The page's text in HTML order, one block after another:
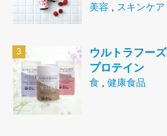
美容 スキンケア
ウルトラフーズ
プロテイン
食 健康食品